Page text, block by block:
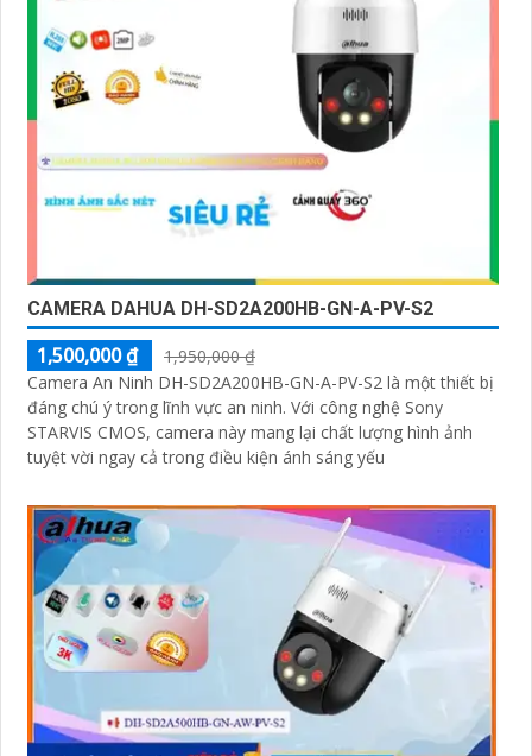
CAMERA DAHUA DH-SD2A200HB-GN-A-PV-S2
1,500,000 ₫
1,950,000 ₫
Camera An Ninh DH-SD2A200HB-GN-A-PV-S2 là một thiết bị
đáng chú ý trong lĩnh vực an ninh. Với công nghệ Sony
STARVIS CMOS, camera này mang lại chất lượng hình ảnh
tuyệt vời ngay cả trong điều kiện ánh sáng yếu